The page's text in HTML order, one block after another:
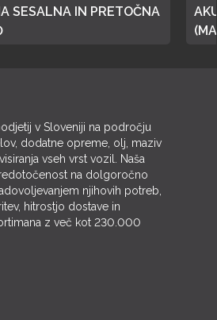
SESALNA IN PRETOČNA
v Sloveniji na področju
dodatne opreme, olj, maziv
vseh vrst vozil. Naša
na dolgoročno
njihovih potreb,
hitrostjo dostave in
z več kot 230.000